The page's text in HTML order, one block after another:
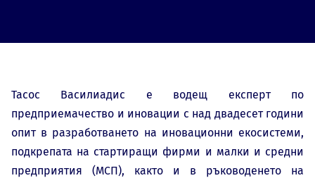
Тасос Василиадис е водещ експерт по
предприемачество и иновации с над двадесет години
опит в разработването на иновационни екосистеми,
подкрепата на стартиращи фирми и малки и средни
предприятия (МСП), както и в ръководенето на